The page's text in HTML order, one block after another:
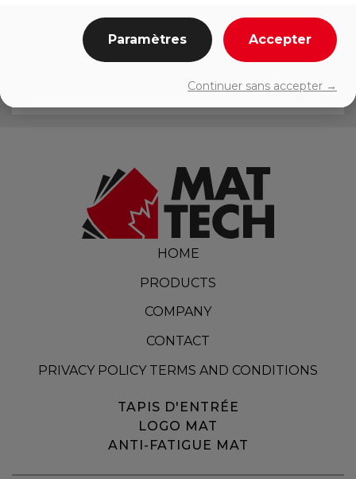
PURE SOFT INDUSTRIAL
Anti-fatigue
HOME
PRODUCTS
COMPANY
CONTACT
PRIVACY POLICY TERMS AND CONDITIONS
TAPIS D'ENTRÉE
LOGO MAT
ANTI-FATIGUE MAT
Paramètres Accepter
Continuer sans accepter →